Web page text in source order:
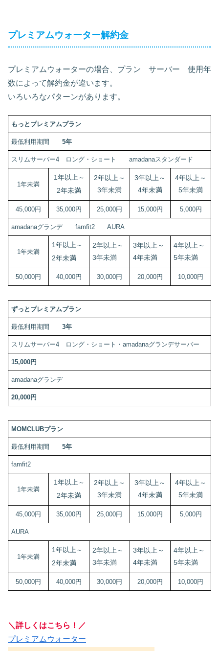
プレミアムウォーター解約金
プレミアムウォーターの場合、プラン サーバー 使用年
数によって解約金が違います。
いろいろなパターンがあります。
もっとプレミアムプラン
最低利用期間5年
スリムサーバー4 ロング・ショート amadanaスタンダード
1年未満
1年以上 ～
2年未満
2年以上 ～
3年未満
3年以上～
4年未満
4年以上～
5年未満
45,000円 35,000円 25,000円 15,000円 5,000円
amadanaグランデ famfit2 AURA
1年未満
1年以上 ～
2年未満
2年以上～
3年未満
3年以上～
4年未満
4年以上～
5年未満
50,000円 40,000円 30,000円 20,000円 10,000円
ずっとプレミアムプラン
最低利用期間3年
スリムサーバー4 ロング・ショート・amadanaグランデサーバー
15,000円
amadanaグランデ
20,000円
MOMCLUBプラン
最低利用期間5年
famfit2
1年未満
1年以上～
2年未満
2年以上～
3年未満
3年以上～
4年未満
4年以上～
5年未満
45,000円 35,000円 25,000円 15,000円 5,000円
AURA
1年未満
1年以上～
2年未満
2年以上～
3年未満
3年以上～
4年未満
4年以上～
5年未満
50,000円 40,000円 30,000円 20,000円 10,000円
＼詳しくはこちら！／
プレミアムウォーター